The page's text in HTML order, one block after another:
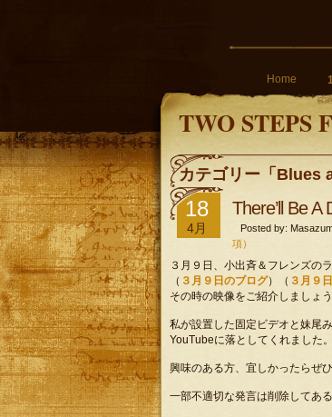
Home
TWO STEPS
カテゴリー「Blues
18
4月
There’ll Be
Posted by:
項）
３月９日、小出斉＆フレンズの
（ ３月９日のブログ）（ ３月９
その時の映像をご紹介しましょう
私が設置した固定ビデオと妹尾
YouTubeに落としてくれました。
興味のある方、宜しかったらぜ
一部不適切な発言は削除してあ